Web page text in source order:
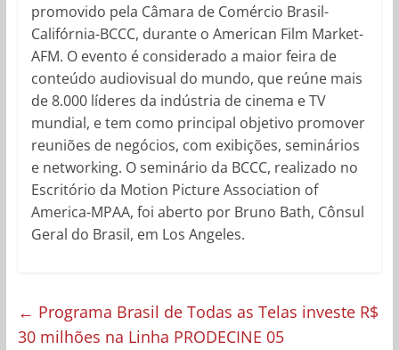
promovido pela Câmara de Comércio Brasil-
Califórnia-BCCC, durante o American Film Market-
AFM. O evento é considerado a maior feira de
conteúdo audiovisual do mundo, que reúne mais
de 8.000 líderes da indústria de cinema e TV
mundial, e tem como principal objetivo promover
reuniões de negócios, com exibições, seminários
e networking. O seminário da BCCC, realizado no
Escritório da Motion Picture Association of
America-MPAA, foi aberto por Bruno Bath, Cônsul
Geral do Brasil, em Los Angeles.
← Programa Brasil de Todas as Telas investe R$
30 milhões na Linha PRODECINE 05